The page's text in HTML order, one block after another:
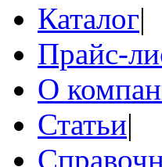
Каталог|
Прайс-
О
Статьи|